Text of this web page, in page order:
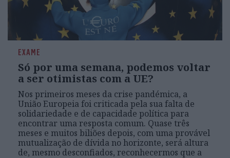
EXAME
Só por uma semana, podemos voltar
a ser otimistas com a UE?
Nos primeiros meses da crise pandémica, a
União Europeia foi criticada pela sua falta de
solidariedade e de capacidade política para
encontrar uma resposta comum. Quase três
meses e muitos biliões depois, com uma provável
mutualização de dívida no horizonte, será altura
de, mesmo desconfiados, reconhecermos que a